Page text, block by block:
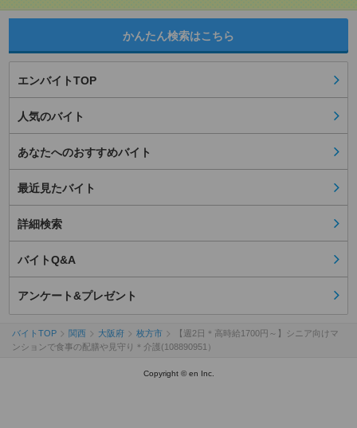
かんたん検索はこちら
エンバイトTOP
人気のバイト
あなたへのおすすめバイト
最近見たバイト
詳細検索
バイトQ&A
アンケート&プレゼント
バイトTOP 関西 大阪府 枚方市
【週2日＊高時給1700円～】シニア向けマ
ンションで食事の配膳や見守り＊介護(108890951）
Copyright © en Inc.